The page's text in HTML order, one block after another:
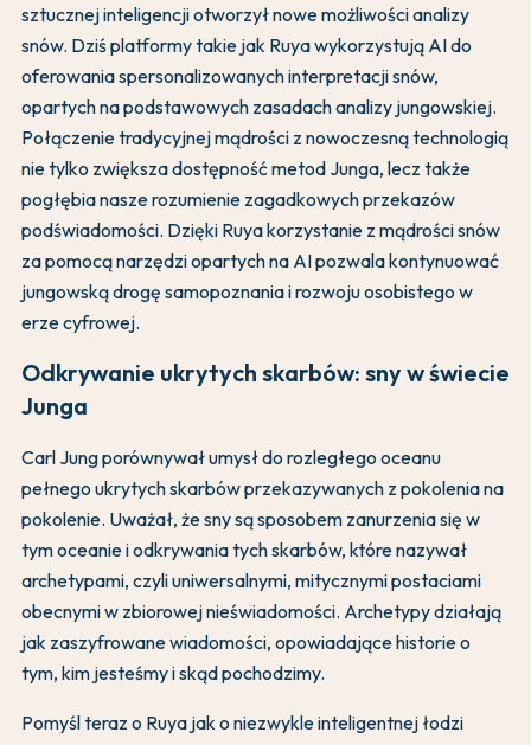
sztucznej inteligencji otworzył nowe możliwości analizy
snów. Dziś platformy takie jak Ruya wykorzystują AI do
oferowania spersonalizowanych interpretacji snów,
opartych na podstawowych zasadach analizy jungowskiej.
Połączenie tradycyjnej mądrości z nowoczesną technologią
nie tylko zwiększa dostępność metod Junga, lecz także
pogłębia nasze rozumienie zagadkowych przekazów
podświadomości. Dzięki Ruya korzystanie z mądrości snów
za pomocą narzędzi opartych na AI pozwala kontynuować
jungowską drogę samopoznania i rozwoju osobistego w
erze cyfrowej.
Odkrywanie ukrytych skarbów: sny w świecie
Junga
Carl Jung porównywał umysł do rozległego oceanu
pełnego ukrytych skarbów przekazywanych z pokolenia na
pokolenie. Uważał, że sny są sposobem zanurzenia się w
tym oceanie i odkrywania tych skarbów, które nazywał
archetypami, czyli uniwersalnymi, mitycznymi postaciami
obecnymi w zbiorowej nieświadomości. Archetypy działają
jak zaszyfrowane wiadomości, opowiadające historie o
tym, kim jesteśmy i skąd pochodzimy.
Pomyśl teraz o Ruya jak o niezwykle inteligentnej łodzi